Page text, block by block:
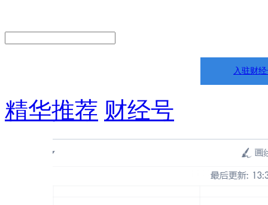
入驻财
精华推荐 财经号